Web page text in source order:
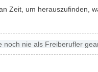
Zeit, um herauszufinden,
nie als Freiberufler